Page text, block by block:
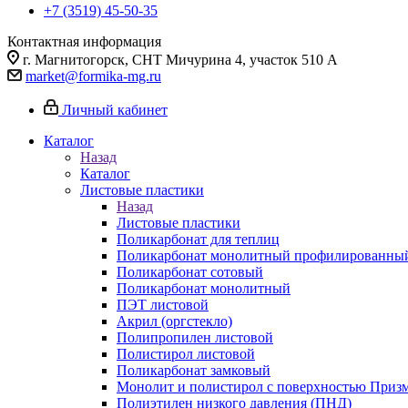
+7 (3519) 45-50-35
Контактная информация
г. Магнитогорск, СНТ Мичурина 4, участок 510 А
market@formika-mg.ru
Личный кабинет
Каталог
Назад
Каталог
Листовые пластики
Назад
Листовые пластики
Поликарбонат для теплиц
Поликарбонат монолитный
Поликарбонат сотовый
Поликарбонат монолитный
ПЭТ листовой
Акрил (оргстекло)
Полипропилен листовой
Полистирол листовой
Поликарбонат замковый
Монолит и полистирол с поверхностью
Полиэтилен низкого давления (ПНД)